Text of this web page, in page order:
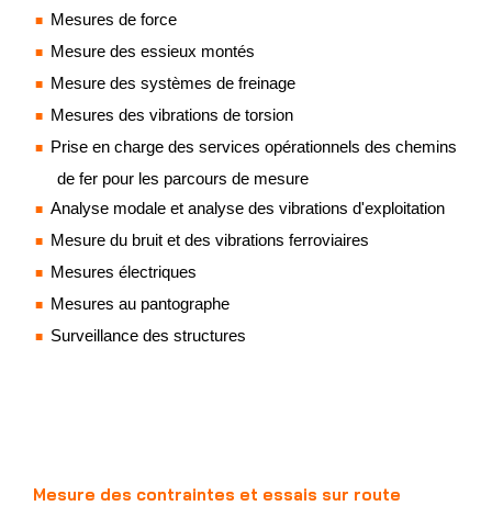
Mesures de force
Mesure des essieux montés
Mesure des systèmes de freinage
Mesures des vibrations de torsion
Prise en charge des services opérationnels des chemins
de fer pour les parcours de mesure
Analyse modale et analyse des vibrations d'exploitation
Mesure du bruit et des vibrations ferroviaires
Mesures électriques
Mesures au pantographe
Surveillance des structures
Mesure des contraintes et essais sur route